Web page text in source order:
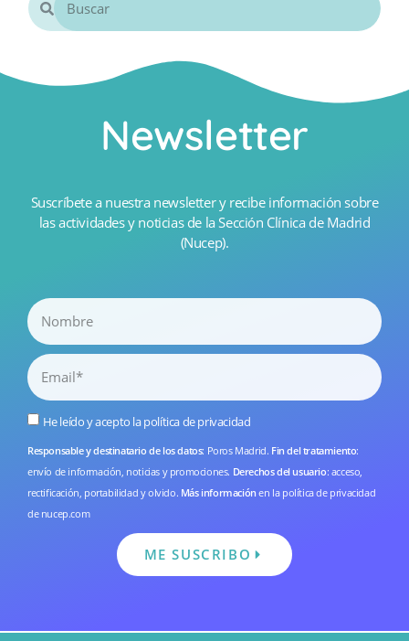
Newsletter
Suscríbete a nuestra newsletter y recibe información sobre
las actividades y noticias de la Sección Clínica de Madrid
(Nucep).
He leído y acepto lapolítica de privacidad
Responsable y destinatario de los datos: Poros Madrid. Fin del tratamiento:
envío de información, noticias y promociones. Derechos del usuario: acceso,
rectificación, portabilidad y olvido. Más información en la política de privacidad
de nucep.com
ME SUSCRIBO